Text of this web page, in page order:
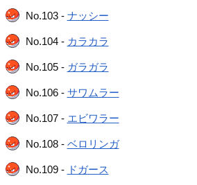
No.103 - ナッシー
No.104 - カラカラ
No.105 - ガラガラ
No.106 - サワムラー
No.107 - エビワラー
No.108 - ベロリンガ
No.109 - ドガース